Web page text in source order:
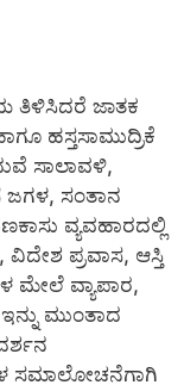
ತಿಳಿಸಿದರೆ ಜಾತಕ
ಹಸ್ತಸಾಮುದ್ರಿಕೆ
ಸಾಲಾವಳಿ,
ಜಗಳ, ಸಂತಾನ
ವ್ಯವಹಾರದಲ್ಲಿ
ವಿದೇಶ ಪ್ರವಾಸ, ಆಸ್ತಿ
ಮೇಲೆ ವ್ಯಾಪಾರ,
ಮುಂತಾದ
ಸಮಾಲೋಚನೆಗಾಗಿ